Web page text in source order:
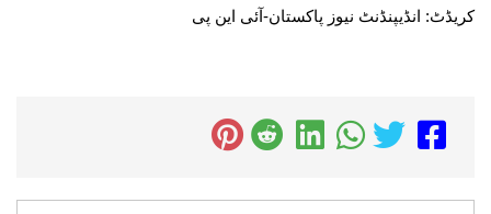
کریڈٹ: انڈیپنڈنٹ نیوز پاکستان-آئی این پی